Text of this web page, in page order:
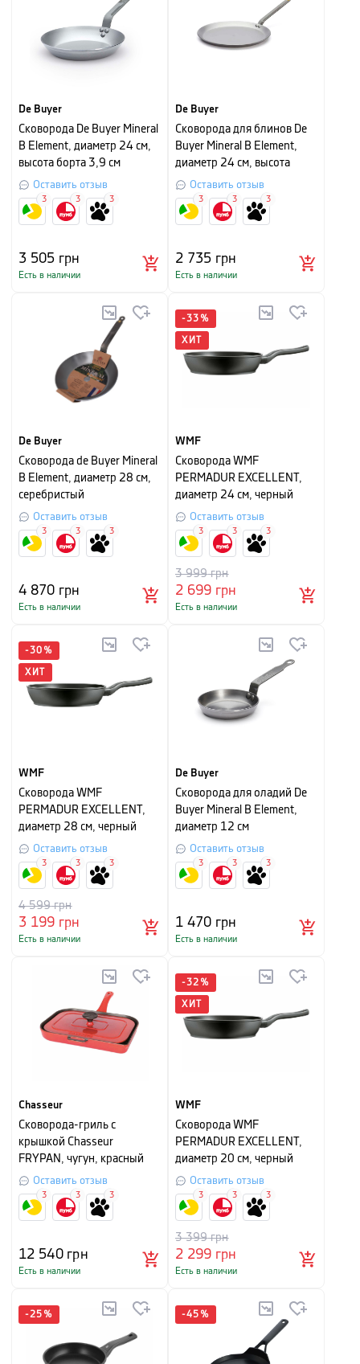
De Buyer
Сковорода De Buyer Mineral
B Element, диаметр 24 см,
высота борта 3,9 см
Оставить отзыв
3 505 грн
Есть в наличии
3 3 3
De Buyer
Сковорода для блинов De
Buyer Mineral B Element,
диаметр 24 см, высота
борта 1,45 см
Оставить отзыв
2 735 грн
Есть в наличии
3 3 3
De Buyer
Сковорода de Buyer Mineral
B Element, диаметр 28 см,
серебристый
Оставить отзыв
4 870 грн
Есть в наличии
3 3 3
-33 %
ХИТ
WMF
Сковорода WMF
PERMADUR EXCELLENT,
диаметр 24 см, черный
Оставить отзыв
2 699 грн
3 999грн
Есть в наличии
3 3 3
-30 %
ХИТ
WMF
Сковорода WMF
PERMADUR EXCELLENT,
диаметр 28 см, черный
Оставить отзыв
3 199 грн
4 599грн
Есть в наличии
3 3 3
De Buyer
Сковорода для оладий De
Buyer Mineral B Element,
диаметр 12 см
Оставить отзыв
1 470 грн
Есть в наличии
3 3 3
Chasseur
Cковорода-гриль с
крышкой Chasseur
FRYPAN, чугун, красный
Оставить отзыв
12 540грн
Есть в наличии
3 3 3
-32 %
ХИТ
WMF
Сковорода WMF
PERMADUR EXCELLENT,
диаметр 20 см, черный
Оставить отзыв
2 299 грн
3 399грн
Есть в наличии
3 3 3
-25 % -45 %